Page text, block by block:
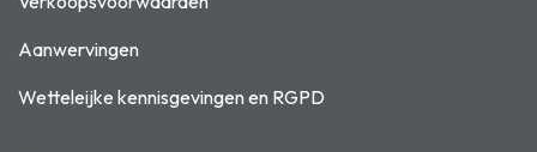
Aanwervingen
Wetteleijke kennisgevingen en RGPD